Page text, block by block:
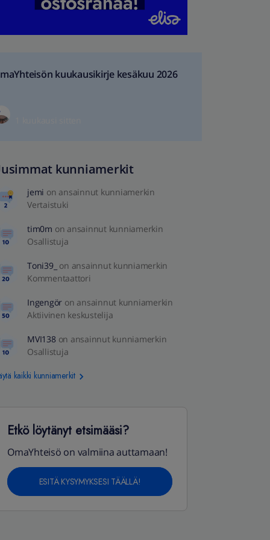
kuukausikirje kesäkuu 2026
kunniamerkit
jemi on ansainnut kunniamerkin
Vertaistuki
tim0m on ansainnut kunniamerkin
Osallistuja
Toni39_ on ansainnut kunniamerkin
Kommentaattori
Ingengör on ansainnut kunniamerkin
Aktiivinen keskustelija
MVI138 on ansainnut kunniamerkin
Osallistuja
kaikki kunniamerkit
Etkö löytänyt etsimääsi?
OmaYhteisö on valmiina auttamaan!
ESITÄ KYSYMYKSESI TÄÄLLÄ!